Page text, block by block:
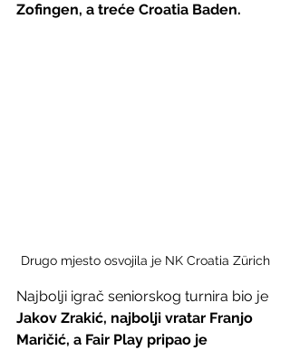
Zofingen, a treće Croatia Baden.
Drugo mjesto osvojila je NK Croatia Zürich
Najbolji igrač seniorskog turnira bio je
Jakov Zrakić, najbolji vratar Franjo
Maričić, a Fair Play pripao je